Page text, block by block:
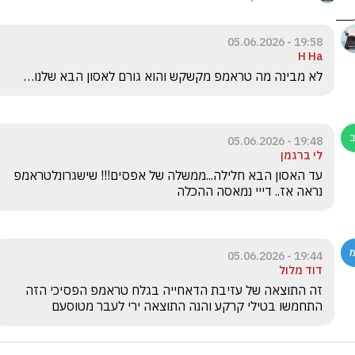
19:58 - 05.06.2026
H Ha
לא מבינה מה טראמפ מקשקש והוא גורם לאסון הבא שלנו…
19:48 - 05.06.2026
לי ברגמן
נראה אז.. דייי נמאסה ההכלה
19:44 - 05.06.2026
דוד מלול
התחמשו בטילי קרקע והנה התוצאה ירי לעבר מטוסעם